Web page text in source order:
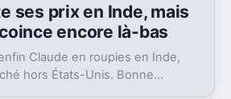
ses prix en Inde, mais
encore là-bas
Claude en roupies en Inde,
hors États-Unis. Bonne